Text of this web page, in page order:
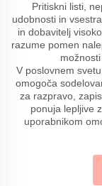
Pritiskni listi,
udobnosti in
in dobavitelj
razume pomen
V poslovnem
omogoča
za razpravo,
ponuja lepljive
uporabnikom